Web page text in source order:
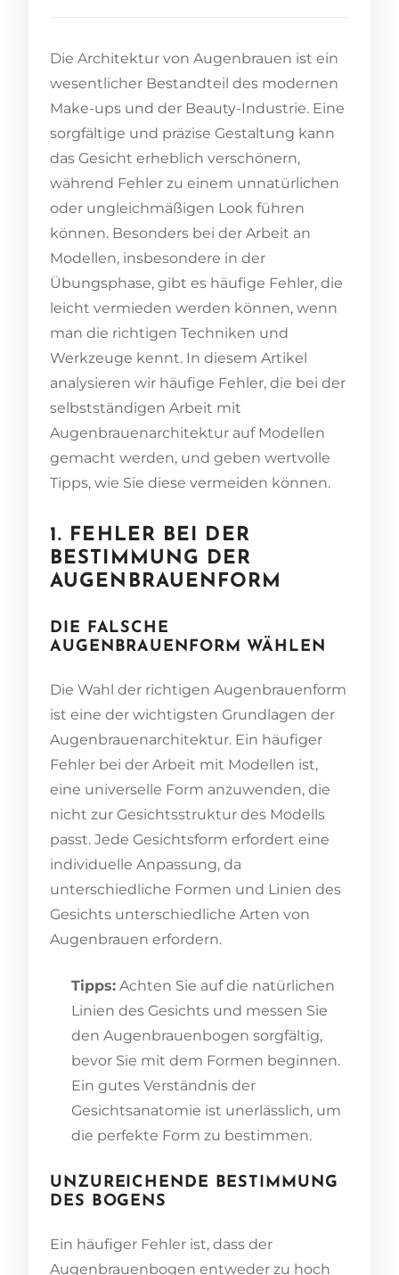
Die Architektur von Augenbrauen ist ein
wesentlicher Bestandteil des modernen
Make-ups und der Beauty-Industrie. Eine
sorgfältige und präzise Gestaltung kann
das Gesicht erheblich verschönern,
während Fehler zu einem unnatürlichen
oder ungleichmäßigen Look führen
können. Besonders bei der Arbeit an
Modellen, insbesondere in der
Übungsphase, gibt es häufige Fehler, die
leicht vermieden werden können, wenn
man die richtigen Techniken und
Werkzeuge kennt. In diesem Artikel
analysieren wir häufige Fehler, die bei der
selbstständigen Arbeit mit
Augenbrauenarchitektur auf Modellen
gemacht werden, und geben wertvolle
Tipps, wie Sie diese vermeiden können.
1. FEHLER BEI DER
BESTIMMUNG DER
AUGENBRAUENFORM
DIE FALSCHE
AUGENBRAUENFORM WÄHLEN
Die Wahl der richtigen Augenbrauenform
ist eine der wichtigsten Grundlagen der
Augenbrauenarchitektur. Ein häufiger
Fehler bei der Arbeit mit Modellen ist,
eine universelle Form anzuwenden, die
nicht zur Gesichtsstruktur des Modells
passt. Jede Gesichtsform erfordert eine
individuelle Anpassung, da
unterschiedliche Formen und Linien des
Gesichts unterschiedliche Arten von
Augenbrauen erfordern.
Tipps: Achten Sie auf die natürlichen
Linien des Gesichts und messen Sie
den Augenbrauenbogen sorgfältig,
bevor Sie mit dem Formen beginnen.
Ein gutes Verständnis der
Gesichtsanatomie ist unerlässlich, um
die perfekte Form zu bestimmen.
UNZUREICHENDE BESTIMMUNG
DES BOGENS
Ein häufiger Fehler ist, dass der
Augenbrauenbogen entweder zu hoch